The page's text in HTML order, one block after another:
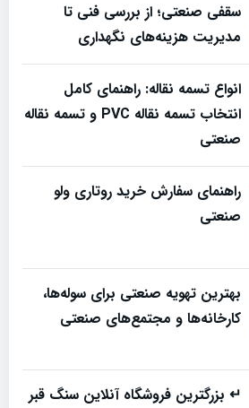
سقفی صنعتی؛ از بررسی فنی تا
مدیریت هزینه‌های نگهداری
انواع تسمه نقاله: راهنمای کامل
انتخاب تسمه نقاله PVC و تسمه نقاله
صنعتی
راهنمای سفارش خرید روتاری ولو
صنعتی
بهترین تهویه صنعتی برای سوله‌ها،
کارخانه‌ها و مجتمع‌های صنعتی
↵ بزرگترین فروشگاه آنلاین سنگ قبر